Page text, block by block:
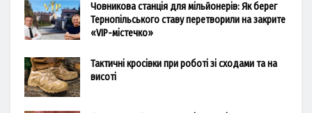
Човникова станція для мільйонерів: Як берег
Тернопільського ставу перетворили на закрите
«VIP-містечко»
Тактичні кросівки при роботі зі сходами та на
висоті